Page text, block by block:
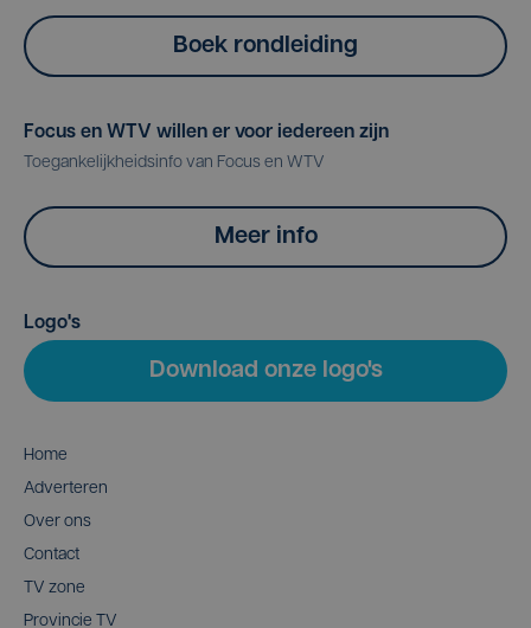
Boek rondleiding
Focus en WTV willen er voor iedereen zijn
Toegankelijkheidsinfo van Focus en WTV
Meer info
Logo's
Download onze logo's
Home
Adverteren
Over ons
Contact
TV zone
Provincie TV